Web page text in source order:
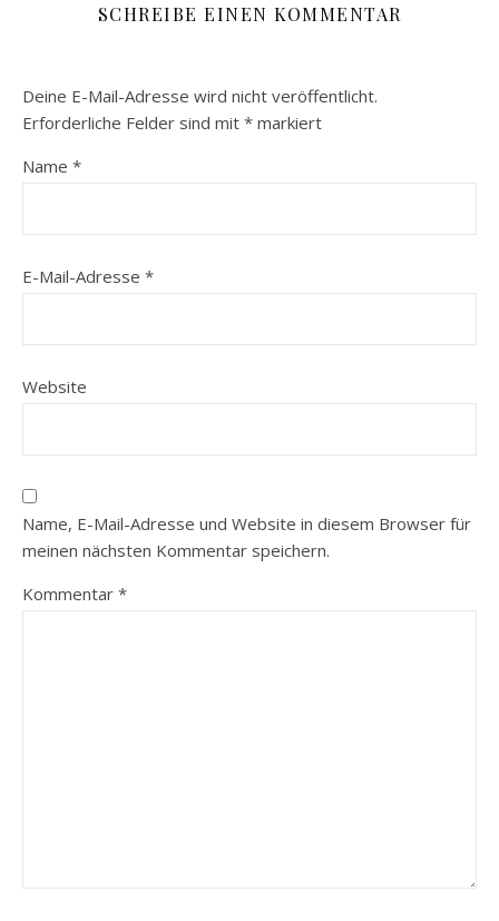
SCHREIBE EINEN KOMMENTAR
Deine E-Mail-Adresse wird nicht veröffentlicht.
Erforderliche Felder sind mit * markiert
Name *
E-Mail-Adresse *
Website
Name, E-Mail-Adresse und Website in diesem Browser für
meinen nächsten Kommentar speichern.
Kommentar *